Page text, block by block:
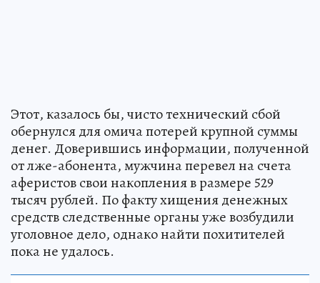
Этот, казалось бы, чисто технический сбой
обернулся для омича потерей крупной суммы
денег. Доверившись информации, полученной
от лже-абонента, мужчина перевел на счета
аферистов свои накопления в размере 529
тысяч рублей. По факту хищения денежных
средств следственные органы уже возбудили
уголовное дело, однако найти похитителей
пока не удалось.